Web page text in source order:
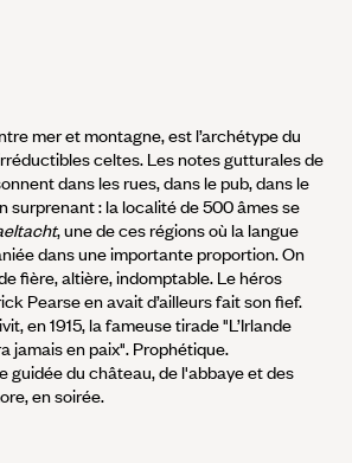
mer et montagne, est l’archétype du
celtes. Les notes gutturales de
dans les rues, dans le pub, dans le
surprenant : la localité de 500 âmes se
, une de ces régions où la langue
dans une importante proportion. On
fière, altière, indomptable. Le héros
Pearse en avait d’ailleurs fait son fief.
en 1915, la fameuse tirade "L’Irlande
jamais en paix". Prophétique.
guidée du château, de l'abbaye et des
en soirée.